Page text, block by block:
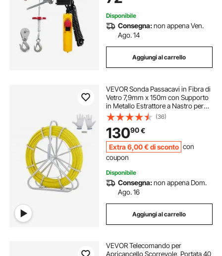
Disponibile
Consegna:non appena Ven.
Ago. 14
Aggiungi al carrello
VEVOR Sonda Passacavi in Fibra di
Vetro 7,9mm x 150m con Supporto
in Metallo Estrattore a Nastro per
Cavo Elettrico con 2 Teste di
Trazione Strumento di Installazione
del Cavo Elettrico in Fiberglass
(36)
13090€
Extra 6,00 €di sconto con
coupon
Disponibile
Consegna:non appena Dom.
Ago. 16
Aggiungi al carrello
VEVOR Telecomando per
Apricancello Scorrevole, Portata 40